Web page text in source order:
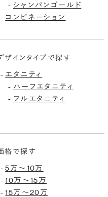
- シャンパンゴールド
- コンビネーション
ザインタイプで探す
- エタニティ
- ハーフエタニティ
- フルエタニティ
格で探す
-5万〜10万
-10万〜15万
-15万〜20万